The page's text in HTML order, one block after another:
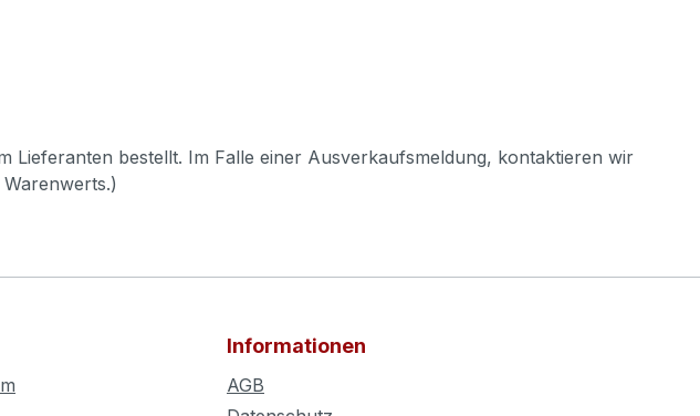
bestellt. Im Falle einer Ausverkaufsmeldung, kontaktieren wir
Informationen
AGB